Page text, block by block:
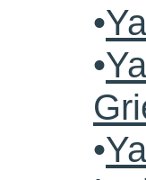
•
•
•